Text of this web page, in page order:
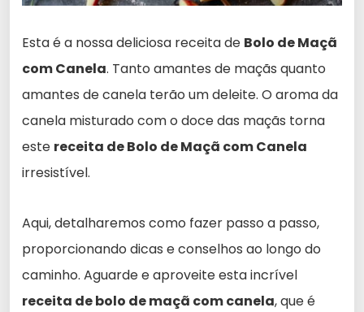
Esta é a nossa deliciosa receita de Bolo de Maçã
com Canela. Tanto amantes de maçãs quanto
amantes de canela terão um deleite. O aroma da
canela misturado com o doce das maçãs torna
este receita de Bolo de Maçã com Canela
irresistível.
Aqui, detalharemos como fazer passo a passo,
proporcionando dicas e conselhos ao longo do
caminho. Aguarde e aproveite esta incrível
receita de bolo de maçã com canela, que é